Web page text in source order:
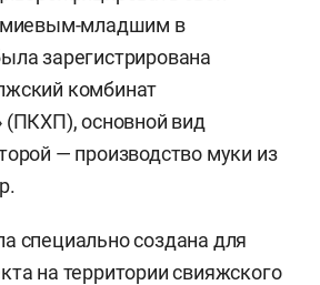
младшим в
зарегистрирована
комбинат
(ПКХП), основной вид
— производство муки из
специально создана для
на территории свияжского